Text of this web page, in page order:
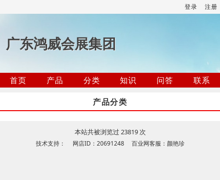
登录 注册
广东鸿威会展集团
首页 产品 分类 知识 问答
联系
产品分类
本站共被浏览过 23819 次
技术支持： 网店ID：20691248 百业网客服：颜艳珍